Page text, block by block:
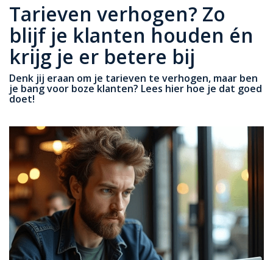
Tarieven verhogen? Zo
blijf je klanten houden én
krijg je er betere bij
Denk jij eraan om je tarieven te verhogen, maar ben
je bang voor boze klanten? Lees hier hoe je dat goed
doet!